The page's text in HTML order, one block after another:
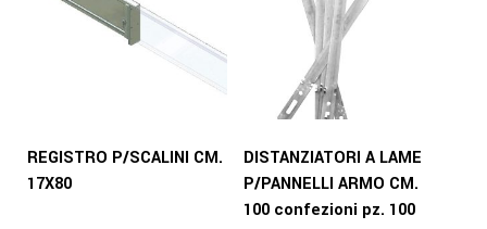
REGISTRO P/SCALINI CM.
17X80
DISTANZIATORI A LAME
P/PANNELLI ARMO CM.
100 confezioni pz. 100